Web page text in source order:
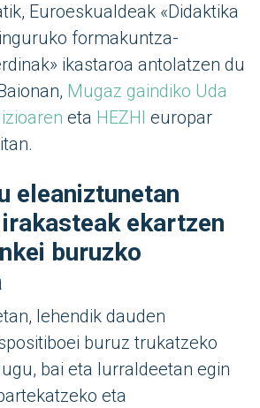
Euroeskualdeak «Didaktika
formakuntza-
ikastaroa antolatzen du
Mugaz gaindiko Uda
eta HEZHI europar
eleaniztunetan
ekartzen
buruzko
lehendik dauden
buruz trukatzeko
bai eta lurraldeetan egin
eta